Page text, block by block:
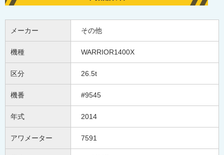
メーカー その他
機種 WARRIOR1400X
区分 26.5t
機番 #9545
年式 2014
アワメーター 7591